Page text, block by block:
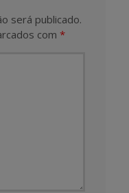
será publicado.
com *